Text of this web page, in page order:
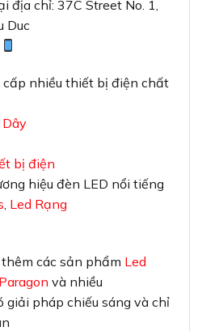
địa chỉ: 37C Street No. 1,
Duc
cấp nhiều thiết bị điện chất
Dây
bị điện
hiệu đèn LED nổi tiếng
, Led Rạng
các sản phẩm Led
và nhiều
giải pháp chiếu sáng và chỉ